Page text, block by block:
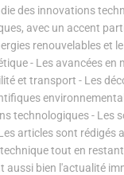
des innovations
avec un accent
renouvelables et
- Les avancées en
et transport - Les
technologiques - Les
articles sont rédigés
tout en
aussi bien l'actualité